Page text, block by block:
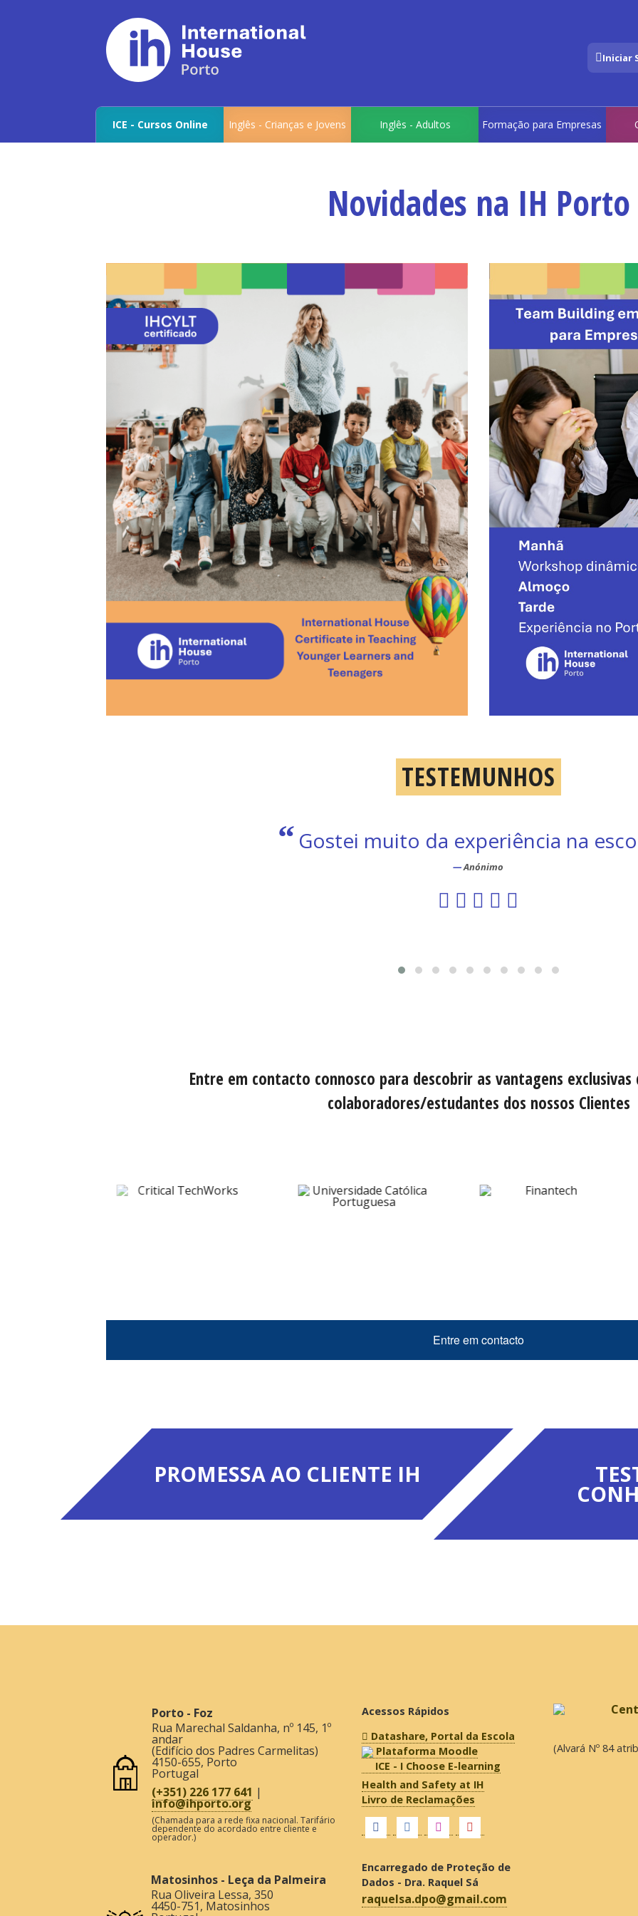
Iniciar
ICE - Cursos Online Inglês - Crianças e Jovens Inglês - Adultos Formação para Empresas
Novidades na IH Porto
TESTEMUNHOS
Disponibilidade, competência e
transversais à equipa da gestão
dos professores.
Entre em contacto connosco para descobrir as vantagens exclusivas
Porto - Foz
Rua Marechal Saldanha, nº 145, 1º
andar
(Edifício dos Padres Carmelitas)
4150-655,Porto
Portugal
(+351) 226 177 641|
info@ihporto.org
Matosinhos - Leça da Palmeira
Acessos Rápidos
Datashare, Portal da Escola
Plataforma Moodle
ICE - I Choose E-learning
Health and Safety at IH
Livro de Reclamações
Encarregado de Proteção de
(Alvará Nº 84